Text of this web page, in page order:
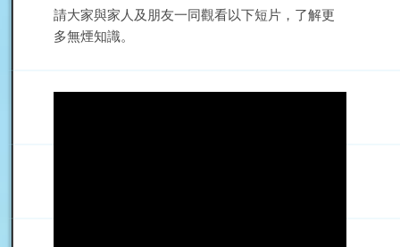
請大家與家人及朋友一同觀看以下短片，了解更
多無煙知識。